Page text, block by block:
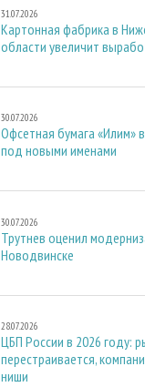
31.07.2026
Картонная фабрика в
области увеличит
30.07.2026
Офсетная бумага «Илим»
под новыми именами
30.07.2026
Трутнев оценил
Новодвинске
28.07.2026
ЦБП России в 2026 году:
перестраивается,
ниши